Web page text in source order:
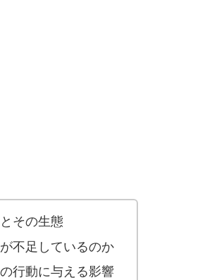
その生態
不足しているのか
行動に与える影響